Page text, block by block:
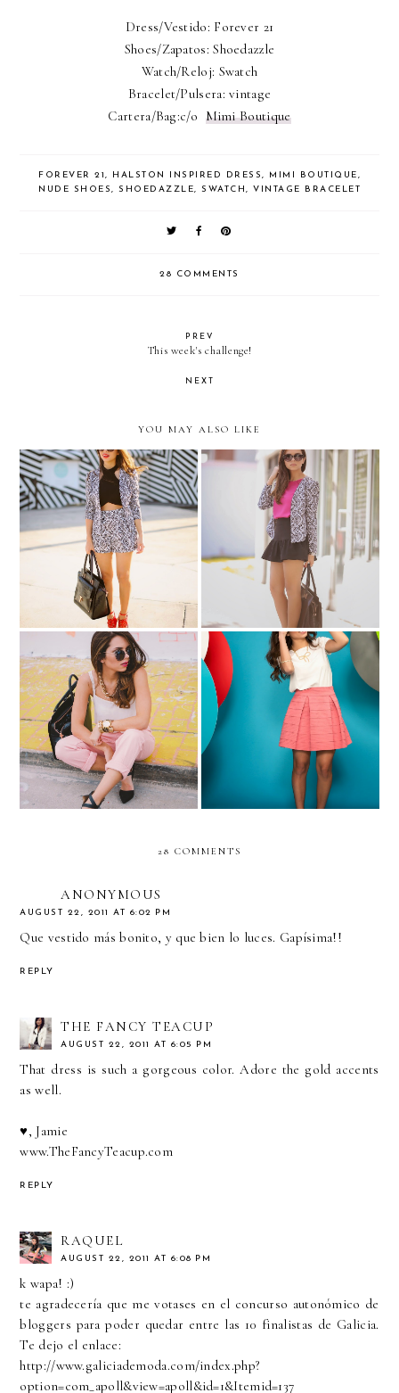
Dress/Vestido: Forever 21
Shoes/Zapatos: Shoedazzle
Watch/Reloj: Swatch
Bracelet/Pulsera: vintage
Cartera/Bag:c/o Mimi Boutique
FOREVER 21, HALSTON INSPIRED DRESS, MIMI BOUTIQUE,
NUDE SHOES, SHOEDAZZLE, SWATCH, VINTAGE BRACELET
28 COMMENTS
PREV
This week's challenge!
NEXT
YOU MAY ALSO LIKE
"Nany's Klozet para Melao"
Official Launch Party....the
outfit!
Dream it...wish it...do it!
Pink Boyfriend jeans
#ShopGenius with
Nordstrom Rack in San
Francisco..
28 COMMENTS
ANONYMOUS
AUGUST 22, 2011 AT 6:02 PM
Que vestido más bonito, y que bien lo luces. Gapísima!!
REPLY
THE FANCY TEACUP
AUGUST 22, 2011 AT 6:05 PM
That dress is such a gorgeous color. Adore the gold accents
as well.
♥, Jamie
www.TheFancyTeacup.com
REPLY
RAQUEL
AUGUST 22, 2011 AT 6:08 PM
k wapa! :)
te agradecería que me votases en el concurso autonómico de
bloggers para poder quedar entre las 10 finalistas de Galicia.
Te dejo el enlace:
http://www.galiciademoda.com/index.php?
option=com_apoll&view=apoll&id=1&Itemid=137